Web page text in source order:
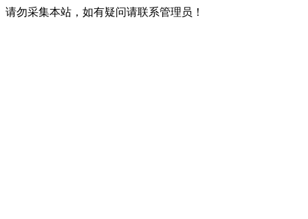
请勿采集本站，如有疑问请联系管理员！